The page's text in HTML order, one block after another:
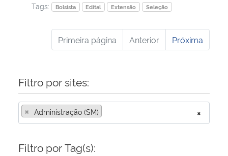
Tags:
Bolsista Edital Extensão Seleção
Primeira página Anterior Próxima
Filtro por sites:
×
× Administração (SM)
Filtro por Tag(s):